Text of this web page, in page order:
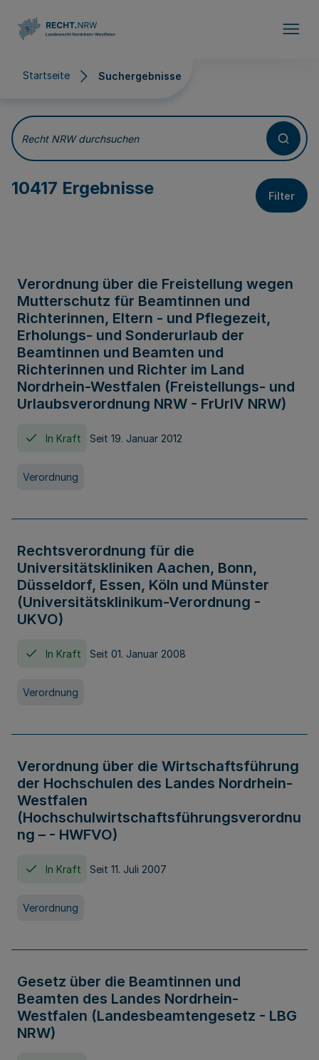
Startseite Suchergebnisse
Suchergebnisse
Recht NRW durchsuchen
10417 Ergebnisse Filter
Verordnung über die Freistellung wegen
Mutterschutz für Beamtinnen und
Richterinnen, Eltern - und Pflegezeit,
Erholungs- und Sonderurlaub der
Beamtinnen und Beamten und
Richterinnen und Richter im Land
Nordrhein-Westfalen (Freistellungs- und
Urlaubsverordnung NRW - FrUrlV NRW)
In Kraft Seit 19. Januar 2012
Verordnung
Rechtsverordnung für die
Universitätskliniken Aachen, Bonn,
Düsseldorf, Essen, Köln und Münster
(Universitätsklinikum-Verordnung -
UKVO)
In Kraft Seit 01. Januar 2008
Verordnung
Verordnung über die Wirtschaftsführung
der Hochschulen des Landes Nordrhein-
Westfalen
(Hochschulwirtschaftsführungsverordnu
ng – - HWFVO)
In Kraft Seit 11. Juli 2007
Verordnung
Gesetz über die Beamtinnen und
Beamten des Landes Nordrhein-
Westfalen (Landesbeamtengesetz - LBG
NRW)